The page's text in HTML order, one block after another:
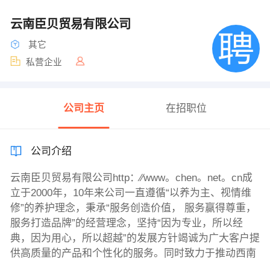
云南臣贝贸易有限公司
其它
私营企业
公司主页 在招职位
公司介绍
云南臣贝贸易有限公司http：∕∕www。chen。net。cn成
立于2000年，10年来公司一直遵循“以养为主、视情维
修”的养护理念，秉承“服务创造价值， 服务赢得尊重，
服务打造品牌”的经营理念，坚持“因为专业，所以经
典，因为用心，所以超越”的发展方针竭诚为广大客户提
供高质量的产品和个性化的服务。同时致力于推动西南